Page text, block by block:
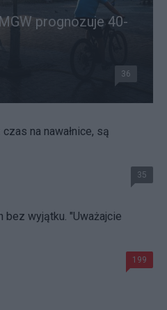
prognozuje 40-
36
czas na nawałnice, są
35
wyjątku. "Uważajcie
199